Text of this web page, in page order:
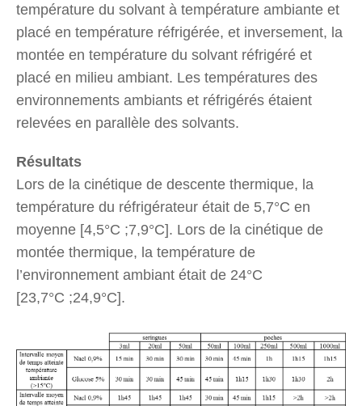
température du solvant à température ambiante et
placé en température réfrigérée, et inversement, la
montée en température du solvant réfrigéré et
placé en milieu ambiant. Les températures des
environnements ambiants et réfrigérés étaient
relevées en parallèle des solvants.
Résultats
Lors de la cinétique de descente thermique, la
température du réfrigérateur était de 5,7°C en
moyenne [4,5°C ;7,9°C]. Lors de la cinétique de
montée thermique, la température de
l’environnement ambiant était de 24°C
[23,7°C ;24,9°C].